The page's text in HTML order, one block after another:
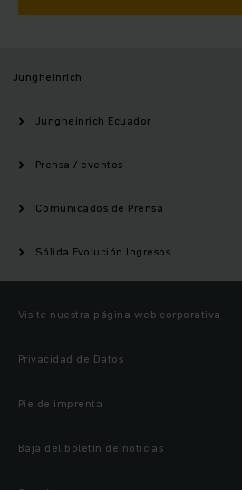
Jungheinrich
Jungheinrich Ecuador
Prensa / eventos
Comunicados de Prensa
Sólida Evolución Ingresos
Visite nuestra página web corporativa
Privacidad de Datos
Pie de imprenta
Baja del boletín de noticias